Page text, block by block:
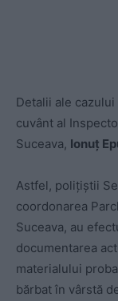
Detalii ale
cuvânt al
Suceava, Ionuţ
Astfel, poliţiştii
coordonarea
Suceava, au
documentarea
materialului
bărbat în vârstă